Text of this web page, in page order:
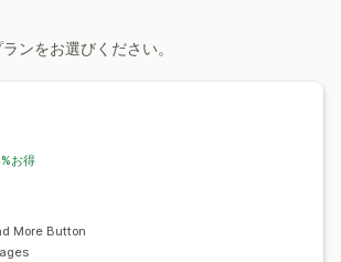
バイル対応
ンをお選びください。
お得
More Button